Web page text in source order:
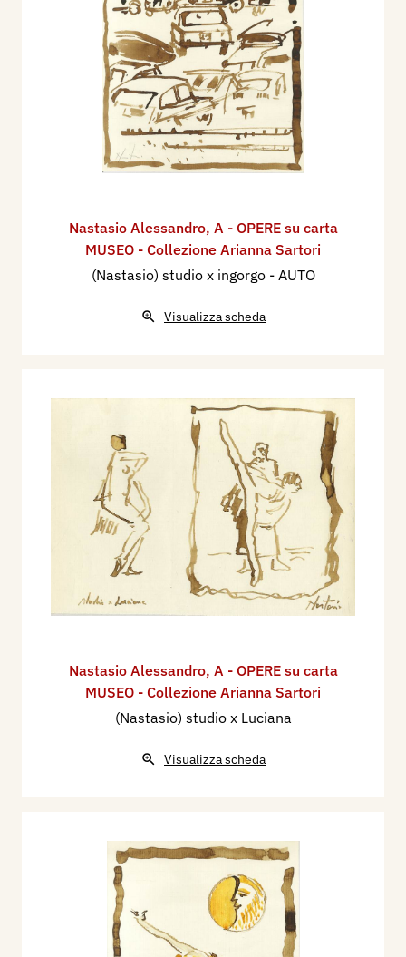
Nastasio Alessandro, A - OPERE su carta
MUSEO - Collezione Arianna Sartori
(Nastasio) studio x ingorgo - AUTO
Visualizza scheda
Nastasio Alessandro, A - OPERE su carta
MUSEO - Collezione Arianna Sartori
(Nastasio) studio x Luciana
Visualizza scheda